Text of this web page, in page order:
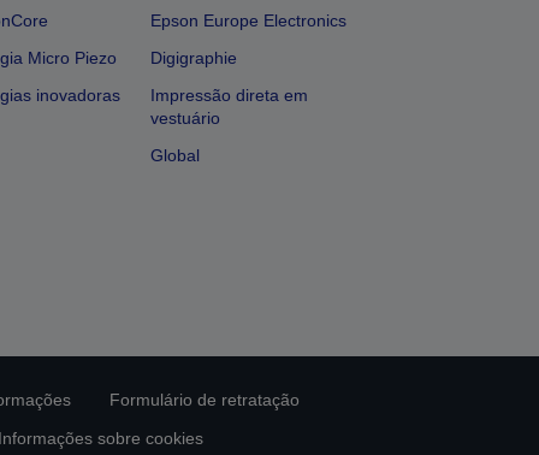
Micro Piezo
inovadoras
Epson Europe Electronics
Digigraphie
Impressão direta em
vestuário
Global
Formulário de retratação
Informações sobre cookies